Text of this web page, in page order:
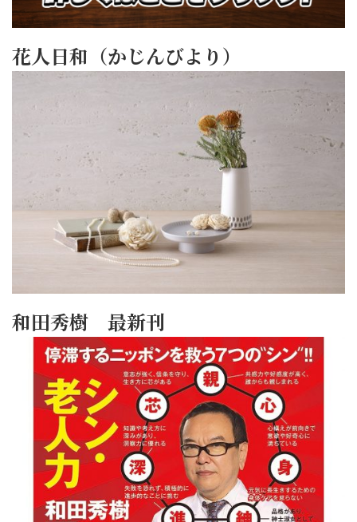
花人日和（かじんびより）
和田秀樹 最新刊